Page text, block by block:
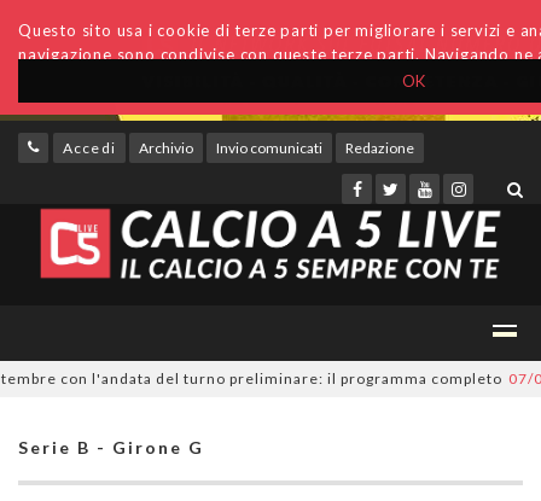
OK
Questo sito usa i cookie di terze parti per migliorare i servizi e
navigazione sono condivise con queste terze parti. Navigando
Accedi Archivio Invio comunicati Redazione
con l'andata del turno preliminare: il programma completo 07/08/
Serie B - Girone G